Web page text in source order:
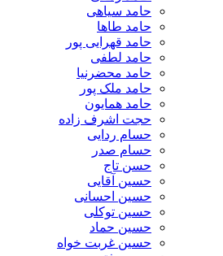
حامد سیاهی
حامد طاها
حامد قهرایی پور
حامد لطفی
حامد محضرنیا
حامد ملک پور
حامد همایون
حجت اشرف زاده
حسام ردایی
حسام صدر
حسن تاج
حسین آقایی
حسین احسانی
حسین توکلی
حسین حماد
حسین غربت خواه